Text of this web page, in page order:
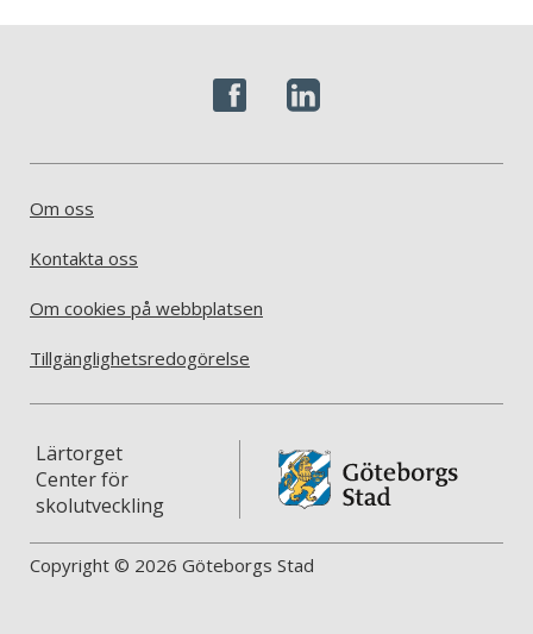
Om oss
Kontakta oss
Om cookies på webbplatsen
Tillgänglighetsredogörelse
Lärtorget
Center för
skolutveckling
Copyright © 2026 Göteborgs Stad